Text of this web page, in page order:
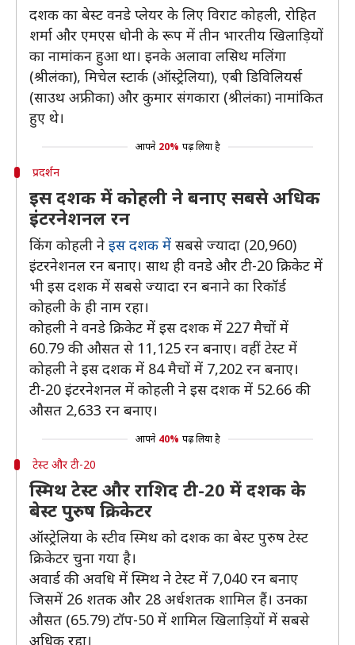
दशक का बेस्ट वनडे प्लेयर के लिए विराट कोहली, रोहित
शर्मा और एमएस धोनी के रूप में तीन भारतीय खिलाड़ियों
का नामांकन हुआ था। इनके अलावा लसिथ मलिंगा
(श्रीलंका), मिचेल स्टार्क (ऑस्ट्रेलिया), एबी डिविलियर्स
(साउथ अफ्रीका) और कुमार संगकारा (श्रीलंका) नामांकित
हुए थे।
आपने 20% पढ़ लिया है
प्रदर्शन
इस दशक में कोहली ने बनाए सबसे अधिक
इंटरनेशनल रन
किंग कोहली ने इस दशक में सबसे ज्यादा (20,960)
इंटरनेशनल रन बनाए। साथ ही वनडे और टी-20 क्रिकेट में
भी इस दशक में सबसे ज्यादा रन बनाने का रिकॉर्ड
कोहली के ही नाम रहा।
कोहली ने वनडे क्रिकेट में इस दशक में 227 मैचों में
60.79 की औसत से 11,125 रन बनाए। वहीं टेस्ट में
कोहली ने इस दशक में 84 मैचों में 7,202 रन बनाए।
टी-20 इंटरनेशनल में कोहली ने इस दशक में 52.66 की
औसत 2,633 रन बनाए।
आपने 40% पढ़ लिया है
टेस्ट और टी-20
स्मिथ टेस्ट और राशिद टी-20 में दशक के
बेस्ट पुरुष क्रिकेटर
ऑस्ट्रेलिया के स्टीव स्मिथ को दशक का बेस्ट पुरुष टेस्ट
क्रिकेटर चुना गया है।
अवार्ड की अवधि में स्मिथ ने टेस्ट में 7,040 रन बनाए
जिसमें 26 शतक और 28 अर्धशतक शामिल हैं। उनका
औसत (65.79) टॉप-50 में शामिल खिलाड़ियों में सबसे
अधिक रहा।